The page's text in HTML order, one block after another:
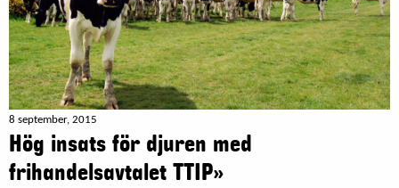
8 september, 2015
Hög insats för djuren med
frihandelsavtalet TTIP»